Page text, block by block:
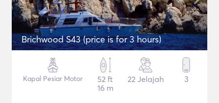
Brichwood S43 (price is for 3 hours)
Kapal Pesiar Motor
52 ft
16 m
22 Jelajah 3